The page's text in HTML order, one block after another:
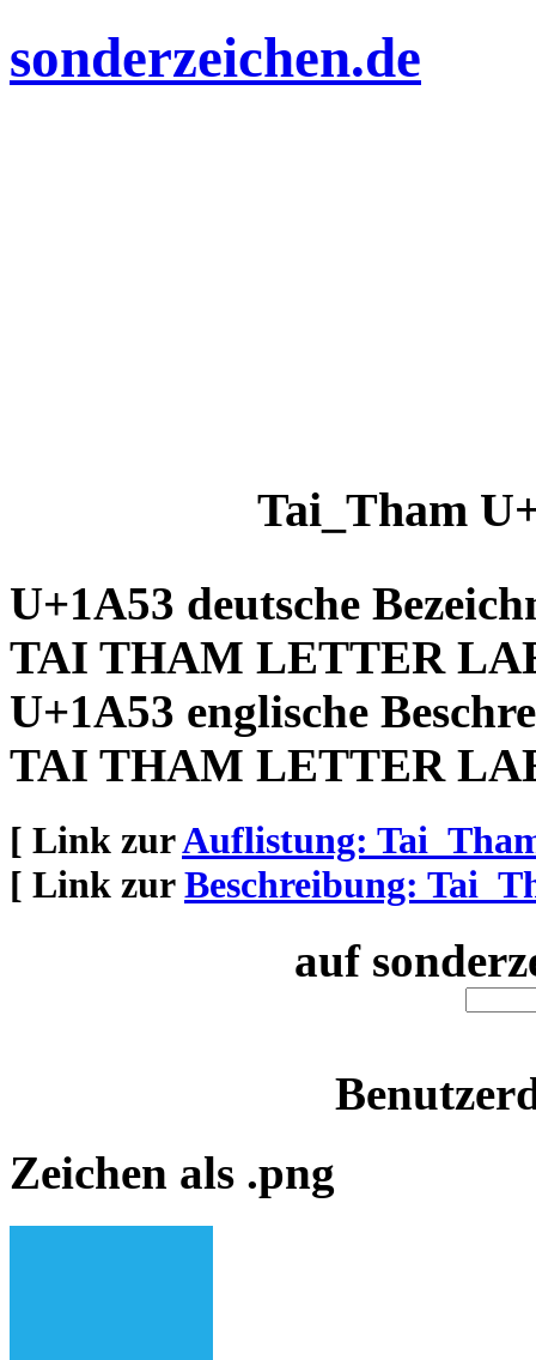
sonderzeichen.de
Tai_Tham
U+1A53 deutsche
TAI THAM LETTER
U+1A53 englische
TAI THAM LETTER
[ Link zurAuflistung:
[ Link zurBeschreibung:
auf
Zeichen als .png